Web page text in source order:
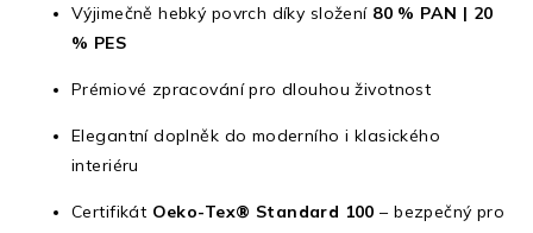
Výjimečně hebký povrch díky složení 80 % PAN | 20
% PES
Prémiové zpracování pro dlouhou životnost
Elegantní doplněk do moderního i klasického
interiéru
Certifikát Oeko-Tex® Standard 100 – bezpečný pro